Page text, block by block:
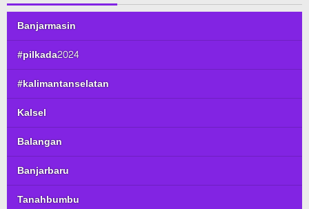
Banjarmasin
#pilkada2024
#kalimantanselatan
Kalsel
Balangan
Banjarbaru
Tanahbumbu